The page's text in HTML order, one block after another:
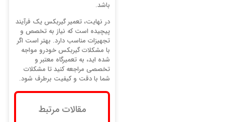
در نهایت، تعمیر گیربکس یک فرآیند
پیچیده است که نیاز به تخصص و
تجهیزات مناسب دارد. بهتر است اگر
با مشکلات گیربکس خودرو مواجه
شده ‌اید، به تعمیرگاه معتبر و
تخصصی مراجعه کنید تا مشکلات
شما با دقت و کیفیت برطرف شود.
مقالات مرتبط